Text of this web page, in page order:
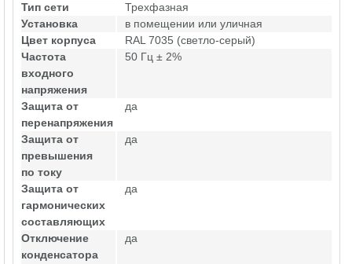
Тип сети
Трехфазная
Установка
в помещении или уличная
Цвет корпуса
RAL 7035 (светло-серый)
Частота
входного
напряжения
50 Гц ± 2%
Защита от
перенапряжения
да
Защита от
превышения
по току
да
Защита от
гармонических
составляющих
да
Отключение
конденсатора
да